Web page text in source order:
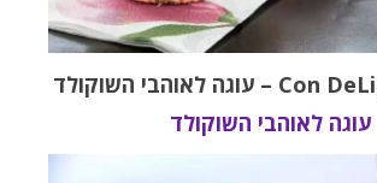
עוגה לאוהבי השוקולד